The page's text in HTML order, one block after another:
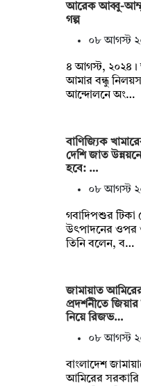
আরেক আব্বু-
গল্প
০৮ আগস্ট
৪ আগস্ট,
আমার বন্ধু
আন্দোলনে অং…
বাণিজ্যিক
দেশি জাত
হবে: …
০৮ আগস্ট
গবাদিপশুর টিকা
উৎপাদনের ওপর
তিনি বলেন, ব…
জামায়াত
প্রদর্শনীতে
নিয়ে রিজভ…
০৮ আগস্ট
বাংলাদেশ
আমিরের